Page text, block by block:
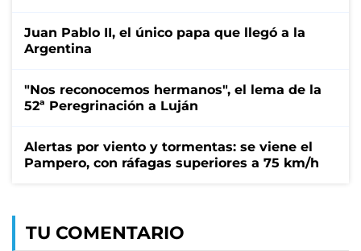
Juan Pablo II, el único papa que llegó a la
Argentina
"Nos reconocemos hermanos", el lema de la
52ª Peregrinación a Luján
Alertas por viento y tormentas: se viene el
Pampero, con ráfagas superiores a 75 km/h
TU COMENTARIO